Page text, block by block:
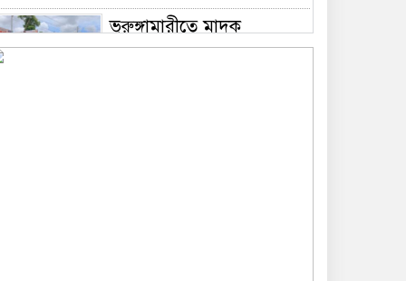
ভূরুঙ্গামারীতে মাদক
প্রতিরোধে মানববন্ধন